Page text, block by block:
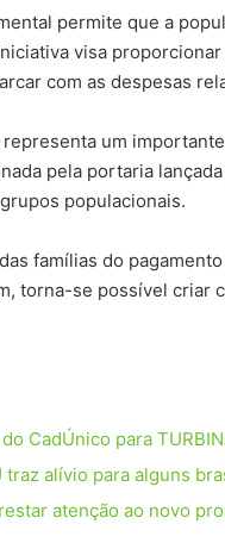
permite que a
visa
com as despesas
um
pela portaria
populacionais.
famílias do
torna-se possível criar
CadÚnico para
traz alívio para alguns
atenção ao novo